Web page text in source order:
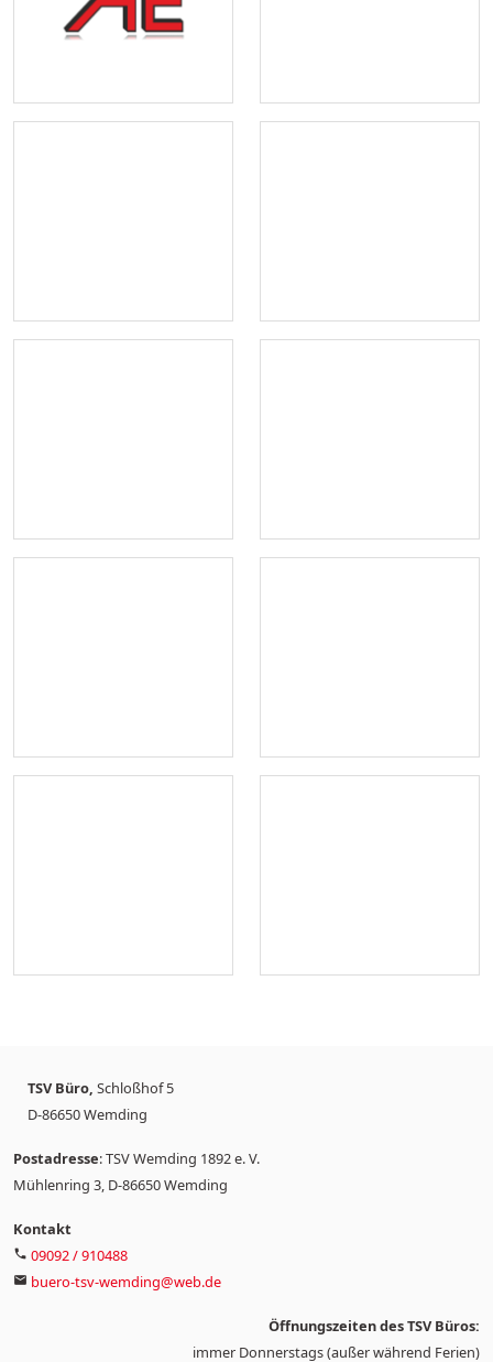
TSV Büro, Schloßhof 5
D-86650 Wemding
Postadresse: TSV Wemding 1892 e. V.
Mühlenring 3, D-86650 Wemding
Kontakt
phone 09092 / 910488
mail buero-tsv-wemding@web.de
Öffnungszeiten des TSV Büros:
immer Donnerstags (außer während Ferien)